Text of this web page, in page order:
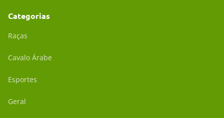
Categorias
Raças
Cavalo Árabe
Esportes
Geral